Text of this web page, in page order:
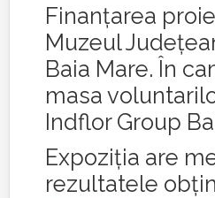
Finanţarea
Muzeul
Baia Mare. În
masa
Indflor Group
Expoziţia are
rezultatele